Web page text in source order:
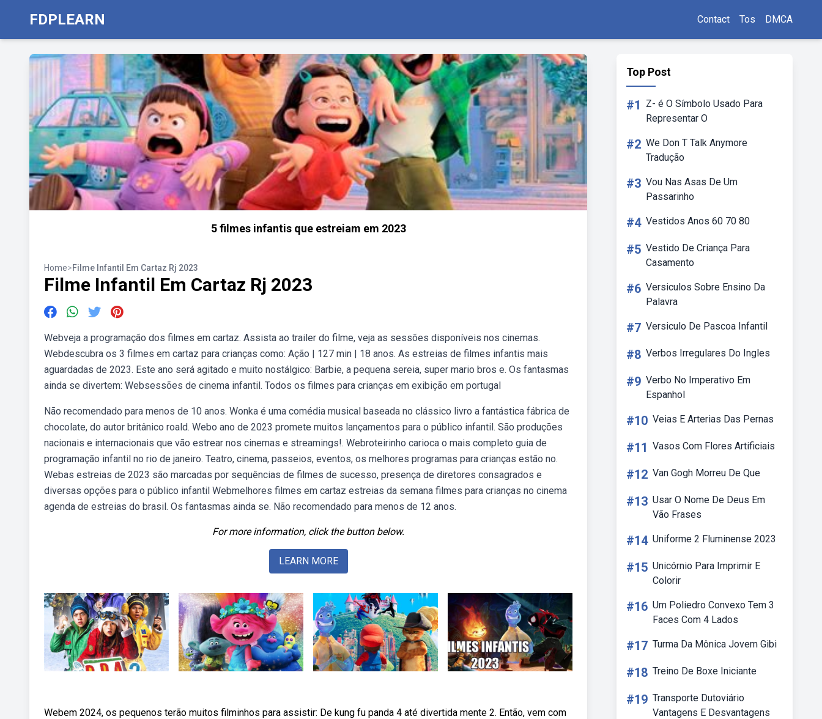
FDPLEARN Contact Tos DMCA
5 filmes infantis que estreiam em 2023
Home>Filme Infantil Em Cartaz Rj 2023
Filme Infantil Em Cartaz Rj 2023
Webveja a programação dos filmes em cartaz. Assista ao trailer do filme, veja as sessões disponíveis nos cinemas.
Webdescubra os 3 filmes em cartaz para crianças como: Ação | 127 min | 18 anos. As estreias de filmes infantis mais
aguardadas de 2023. Este ano será agitado e muito nostálgico: Barbie, a pequena sereia, super mario bros e. Os fantasmas
ainda se divertem: Websessões de cinema infantil. Todos os filmes para crianças em exibição em portugal
Não recomendado para menos de 10 anos. Wonka é uma comédia musical baseada no clássico livro a fantástica fábrica de
chocolate, do autor britânico roald. Webo ano de 2023 promete muitos lançamentos para o público infantil. São produções
nacionais e internacionais que vão estrear nos cinemas e streamings!. Webroteirinho carioca o mais completo guia de
programação infantil no rio de janeiro. Teatro, cinema, passeios, eventos, os melhores programas para crianças estão no.
Webas estreias de 2023 são marcadas por sequências de filmes de sucesso, presença de diretores consagrados e
diversas opções para o público infantil Webmelhores filmes em cartaz estreias da semana filmes para crianças no cinema
agenda de estreias do brasil. Os fantasmas ainda se. Não recomendado para menos de 12 anos.
For more information, click the button below.
LEARN MORE
Webem 2024, os pequenos terão muitos filminhos para assistir: De kung fu panda 4 até divertida mente 2. Então, vem com
Top Post
#1
Z- é O Símbolo Usado Para
Representar O
#2 We Don T Talk Anymore
Tradução
#3 Vou Nas Asas De Um
Passarinho
#4 Vestidos Anos 60 70 80
#5 Vestido De Criança Para
Casamento
#6 Versiculos Sobre Ensino Da
Palavra
#7 Versiculo De Pascoa Infantil
#8 Verbos Irregulares Do Ingles
#9 Verbo No Imperativo Em
Espanhol
#10 Veias E Arterias Das Pernas
#11 Vasos Com Flores Artificiais
#12 Van Gogh Morreu De Que
#13 Usar O Nome De Deus Em
Vão Frases
#14 Uniforme 2 Fluminense 2023
#15 Unicórnio Para Imprimir E
Colorir
#16 Um Poliedro Convexo Tem 3
Faces Com 4 Lados
#17 Turma Da Mônica Jovem Gibi
#18 Treino De Boxe Iniciante
#19 Transporte Dutoviário
Vantagens E Desvantagens